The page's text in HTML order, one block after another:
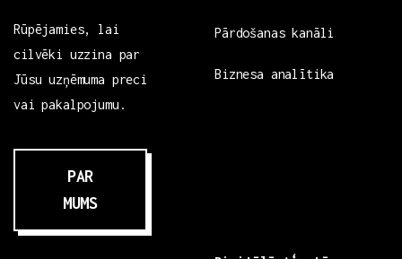
Rūpējamies, lai
cilvēki uzzina par
Jūsu uzņēmuma preci
vai pakalpojumu.
PAR
MUMS
Pārdošanas kanāli
Biznesa analītika